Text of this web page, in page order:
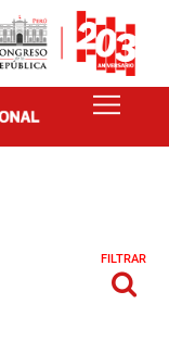
FILTRAR